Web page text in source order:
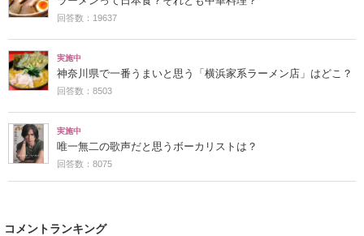
回答数：19637
実施中
神奈川県で一番うまいと思う「横浜家系ラーメン店」はどこ？
回答数：8503
実施中
唯一無二の歌声だと思うボーカリストは？
回答数：8075
コメントランキング